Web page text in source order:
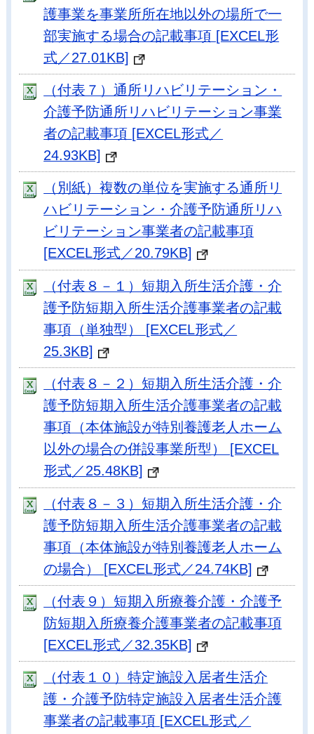
護事業を事業所所在地以外の場所で一
部実施する場合の記載事項 [EXCEL形
式／27.01KB]
（付表７）通所リハビリテーション・
介護予防通所リハビリテーション事業
者の記載事項 [EXCEL形式／
24.93KB]
（別紙）複数の単位を実施する通所リ
ハビリテーション・介護予防通所リハ
ビリテーション事業者の記載事項
[EXCEL形式／20.79KB]
（付表８－１）短期入所生活介護・介
護予防短期入所生活介護事業者の記載
事項（単独型） [EXCEL形式／
25.3KB]
（付表８－２）短期入所生活介護・介
護予防短期入所生活介護事業者の記載
事項（本体施設が特別養護老人ホーム
以外の場合の併設事業所型） [EXCEL
形式／25.48KB]
（付表８－３）短期入所生活介護・介
護予防短期入所生活介護事業者の記載
事項（本体施設が特別養護老人ホーム
の場合） [EXCEL形式／24.74KB]
（付表９）短期入所療養介護・介護予
防短期入所療養介護事業者の記載事項
[EXCEL形式／32.35KB]
（付表１０）特定施設入居者生活介
護・介護予防特定施設入居者生活介護
事業者の記載事項 [EXCEL形式／